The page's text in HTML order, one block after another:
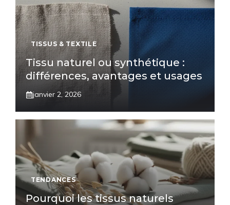
TISSUS & TEXTILE
Tissu naturel ou synthétique :
différences, avantages et usages
janvier 2, 2026
TENDANCES
Pourquoi les tissus naturels